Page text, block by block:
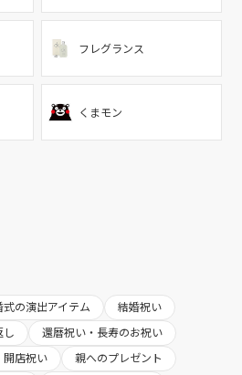
フレグランス
くまモン
式の演出アイテム
結婚祝い
し
還暦祝い・長寿のお祝い
開店祝い
親へのプレゼント